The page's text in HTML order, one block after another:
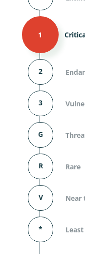
1
2
3
G
R Rare
V Near
*